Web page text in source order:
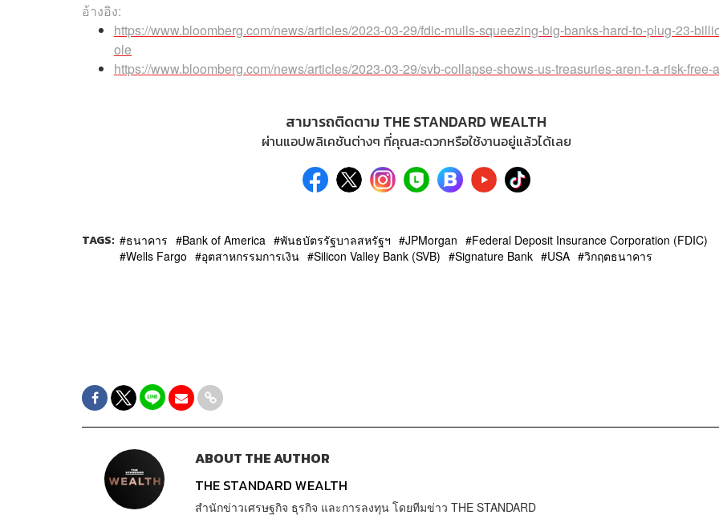
อ้างอิง:
https://www.bloomberg.com/news/articles/2023-03-29/fdic-mulls-squeezing-big-banks-hard-to-plug-23-
ole
https://www.bloomberg.com/news/articles/2023-03-29/svb-collapse-shows-us-treasuries-aren-t-a-risk-free-
สามารถติดตาม THE STANDARD WEALTH
ผ่านแอปพลิเคชันต่างๆ ที่คุณสะดวกหรือใช้งานอยู่แล้วได้เลย
TAGS: ธนาคาร Bank of America พันธบัตรรัฐบาลสหรัฐฯ JPMorgan
Federal Deposit Insurance Corporation (FDIC)
Wells Fargo
อุตสาหกรรมการเงิน Silicon Valley Bank (SVB) Signature Bank USA วิกฤตธนาคาร
ABOUT THE AUTHOR
THE STANDARD WEALTH
สำนักข่าวเศรษฐกิจ ธุรกิจ และการลงทุน โดยทีมข่าว THE STANDARD